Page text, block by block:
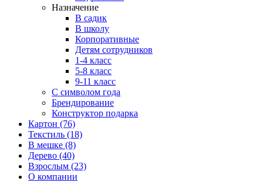
Назначение
В садик
В школу
Корпоративные
Детям сотрудников
1-4 класс
5-8 класс
9-11 класс
С символом года
Брендирование
Конструктор подарка
Картон (76)
Текстиль (18)
В мешке (8)
Дерево (40)
Взрослым (23)
О компании